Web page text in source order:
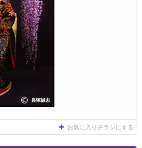
お気に入りチラシにする